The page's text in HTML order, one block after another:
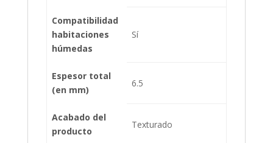
Compatibilidad
habitaciones
húmedas
Sí
Espesor total
(en mm)
6.5
Acabado del
producto
Texturado